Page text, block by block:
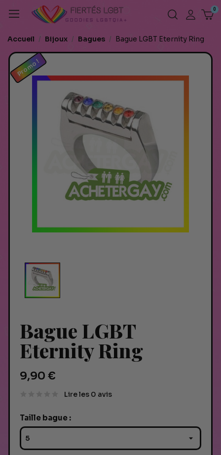
Accueil Bijoux Bagues Bague LGBT Eternity Ring
Promo !
Bague LGBT
Eternity Ring
9,90 €
Lire les 0 avis
Taille bague :